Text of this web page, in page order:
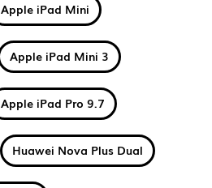
Apple iPad Mini
Apple iPad Mini 3
Apple iPad Pro 9.7
Huawei Nova Plus Dual